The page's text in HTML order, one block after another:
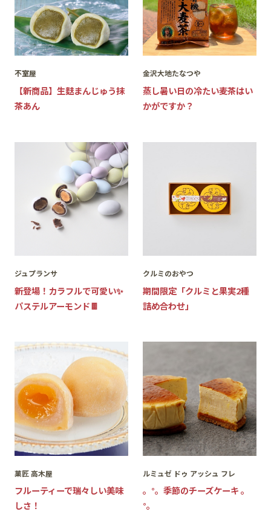
不室屋
【新商品】生麩まんじゅう抹
茶あん
金沢大地たなつや
蒸し暑い日の冷たい麦茶はい
かがですか？
ジュプランサ
新登場！カラフルで可愛い✨
パステルアーモンド🍫
クルミのおやつ
期間限定「クルミと果実2種
詰め合わせ」
菓匠 高木屋
フルーティーで瑞々しい美味
しさ！
ルミュゼ ドゥ アッシュ フレ
。°。季節のチーズケーキ 。
°。